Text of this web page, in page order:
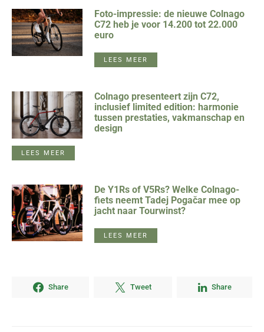
Foto-impressie: de nieuwe Colnago
C72 heb je voor 14.200 tot 22.000
euro
LEES MEER
Colnago presenteert zijn C72,
inclusief limited edition: harmonie
tussen prestaties, vakmanschap en
design
LEES MEER
De Y1Rs of V5Rs? Welke Colnago-
fiets neemt Tadej Pogačar mee op
jacht naar Tourwinst?
LEES MEER
Share Tweet Share